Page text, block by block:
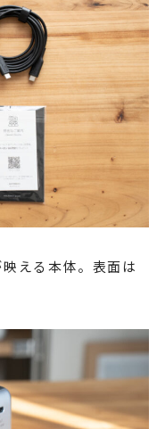
える本体。表面は